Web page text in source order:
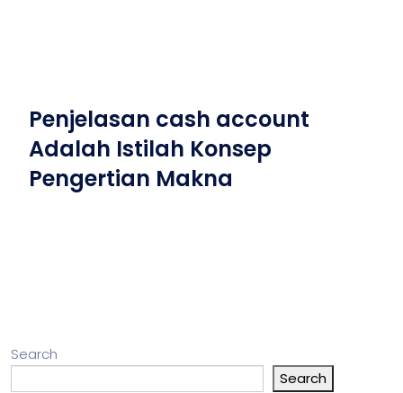
Penjelasan cash account
Adalah Istilah Konsep
Pengertian Makna
Search
Search